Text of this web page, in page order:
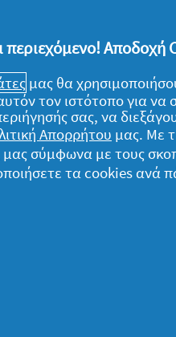
μου
Απορρήτου
Προϋποθέσεις
περιεχόμενο!
μας θα
τον ιστότοπο για
σας, να
Απορρήτου μας. Με
μας σύμφωνα με τους
τα cookies ανά